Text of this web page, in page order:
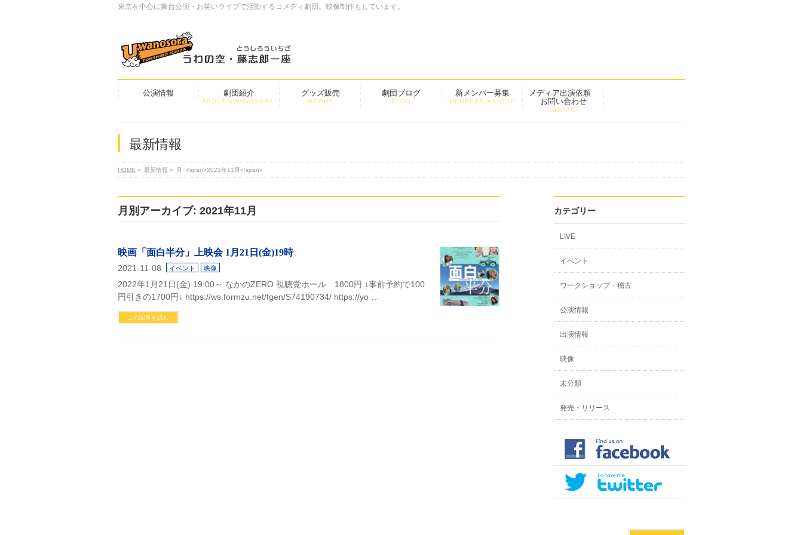
東京を中心に舞台公演・お笑いライブで活動するコメディ劇団。映像制作もしています。
公演情報 劇団紹介
ABOUT”UWANOSORA”
グッズ販売
GOODS
劇団ブログ
BLOG
新メンバー募集
MEMBERS WANTED
メディア出演依頼
お問い合わせ
CONTACT
最新情報
HOME » 最新情報 » 月: <span>2021年11月</span>
月別アーカイブ: 2021年11月
映画「面白半分」上映会 1月21日(金)19時
2021-11-08 イベント 映像
2022年1月21日(金) 19:00～ なかのZERO 視聴覚ホール 1800円 ↓事前予約で100
円引きの1700円↓ https://ws.formzu.net/fgen/S74190734/ https://yo …
この記事を読む
カテゴリー
LIVE
イベント
ワークショップ・稽古
公演情報
出演情報
映像
未分類
発売・リリース